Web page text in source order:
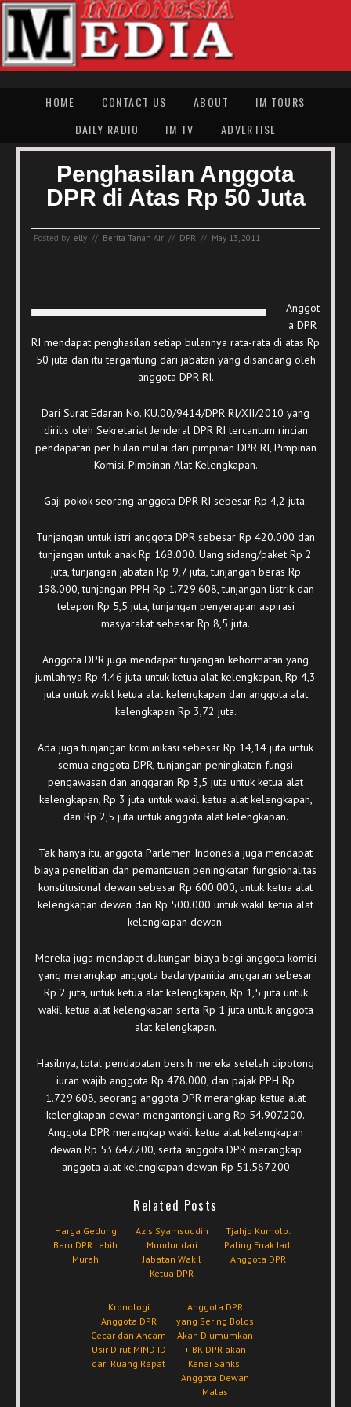
HOME CONTACT US ABOUT
IM TOURS
DAILY RADIO
IM TV ADVERTISE
Penghasilan Anggota
DPR di Atas Rp 50 Juta
Posted by: elly // Berita Tanah Air // DPR // May 13, 2011
Anggot
a DPR
RI mendapat penghasilan setiap bulannya rata-rata di atas Rp
50 juta dan itu tergantung dari jabatan yang disandang oleh
anggota DPR RI.
Dari Surat Edaran No. KU.00/9414/DPR RI/XII/2010 yang
dirilis oleh Sekretariat Jenderal DPR RI tercantum rincian
pendapatan per bulan mulai dari pimpinan DPR RI, Pimpinan
Komisi, Pimpinan Alat Kelengkapan.
Gaji pokok seorang anggota DPR RI sebesar Rp 4,2 juta.
Tunjangan untuk istri anggota DPR sebesar Rp 420.000 dan
tunjangan untuk anak Rp 168.000. Uang sidang/paket Rp 2
juta, tunjangan jabatan Rp 9,7 juta, tunjangan beras Rp
198.000, tunjangan PPH Rp 1.729.608, tunjangan listrik dan
telepon Rp 5,5 juta, tunjangan penyerapan aspirasi
masyarakat sebesar Rp 8,5 juta.
Anggota DPR juga mendapat tunjangan kehormatan yang
jumlahnya Rp 4.46 juta untuk ketua alat kelengkapan, Rp 4,3
juta untuk wakil ketua alat kelengkapan dan anggota alat
kelengkapan Rp 3,72 juta.
Ada juga tunjangan komunikasi sebesar Rp 14,14 juta untuk
semua anggota DPR, tunjangan peningkatan fungsi
pengawasan dan anggaran Rp 3,5 juta untuk ketua alat
kelengkapan, Rp 3 juta untuk wakil ketua alat kelengkapan,
dan Rp 2,5 juta untuk anggota alat kelengkapan.
Tak hanya itu, anggota Parlemen Indonesia juga mendapat
biaya penelitian dan pemantauan peningkatan fungsionalitas
konstitusional dewan sebesar Rp 600.000, untuk ketua alat
kelengkapan dewan dan Rp 500.000 untuk wakil ketua alat
kelengkapan dewan.
Mereka juga mendapat dukungan biaya bagi anggota komisi
yang merangkap anggota badan/panitia anggaran sebesar
Rp 2 juta, untuk ketua alat kelengkapan, Rp 1,5 juta untuk
wakil ketua alat kelengkapan serta Rp 1 juta untuk anggota
alat kelengkapan.
Hasilnya, total pendapatan bersih mereka setelah dipotong
iuran wajib anggota Rp 478.000, dan pajak PPH Rp
1.729.608, seorang anggota DPR merangkap ketua alat
kelengkapan dewan mengantongi uang Rp 54.907.200.
Anggota DPR merangkap wakil ketua alat kelengkapan
dewan Rp 53.647.200, serta anggota DPR merangkap
anggota alat kelengkapan dewan Rp 51.567.200
Related Posts
Harga Gedung
Baru DPR Lebih
Murah
Azis Syamsuddin
Mundur dari
Jabatan Wakil
Ketua DPR
Tjahjo Kumolo:
Paling Enak Jadi
Anggota DPR
Kronologi
Anggota DPR
Cecar dan Ancam
Usir Dirut MIND ID
dari Ruang Rapat
Anggota DPR
yang Sering Bolos
Akan Diumumkan
+ BK DPR akan
Kenai Sanksi
Anggota Dewan
Malas